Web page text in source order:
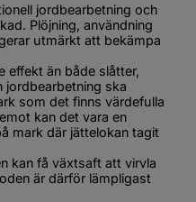
jordbearbetning och
Plöjning, användning
utmärkt att bekämpa
effekt än både slåtter,
jordbearbetning ska
som det finns värdefulla
kan det vara en
mark där jättelokan tagit
kan få växtsaft att virvla
är därför lämpligast